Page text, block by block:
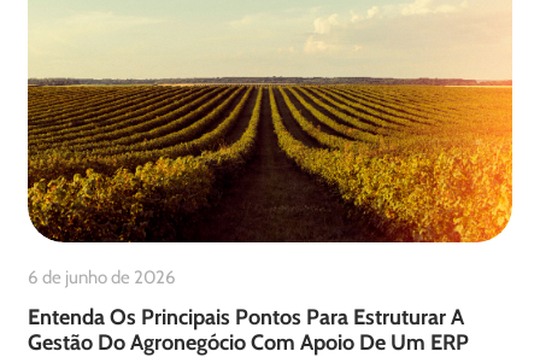
6 de junho de 2026
Entenda Os Principais Pontos Para Estruturar A
Gestão Do Agronegócio Com Apoio De Um ERP